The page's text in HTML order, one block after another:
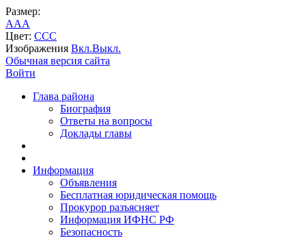
Размер:
AAA
Цвет: CCC
Изображения Вкл.Выкл.
Обычная версия сайта
Войти
Глава района
Биография
Ответы на вопросы
Доклады главы
Информация
Объявления
Бесплатная юридическая помощь
Прокурор разъясняет
Информация ИФНС РФ
Безопасность